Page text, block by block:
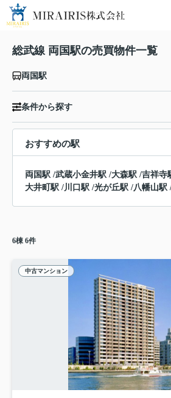
総武線 両国駅の売買物件一覧
両国駅
条件から探す
おすすめの駅
両国駅 /武蔵小金井駅 /大森駅 /吉祥寺
大井町駅 /川口駅 /光が丘駅 /八幡山駅
6棟 6件
中古マンション